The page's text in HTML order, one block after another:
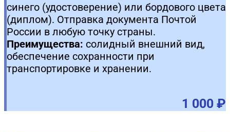
синего (удостоверение) или бордового цвета
(диплом). Отправка документа Почтой
России в любую точку страны.
Преимущества: солидный внешний вид,
обеспечение сохранности при
транспортировке и хранении.
1 000 ₽